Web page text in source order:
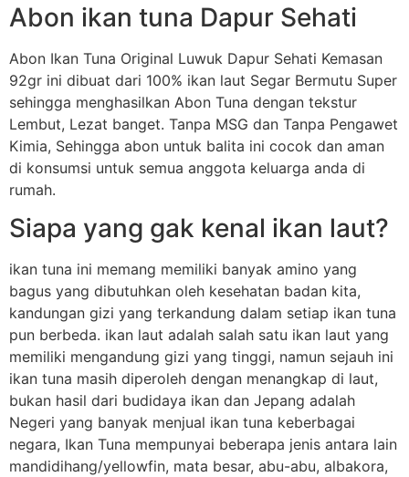
Abon ikan tuna Dapur Sehati
Abon Ikan Tuna Original Luwuk Dapur Sehati Kemasan
92gr ini dibuat dari 100% ikan laut Segar Bermutu Super
sehingga menghasilkan Abon Tuna dengan tekstur
Lembut, Lezat banget. Tanpa MSG dan Tanpa Pengawet
Kimia, Sehingga abon untuk balita ini cocok dan aman
di konsumsi untuk semua anggota keluarga anda di
rumah.
Siapa yang gak kenal ikan laut?
ikan tuna ini memang memiliki banyak amino yang
bagus yang dibutuhkan oleh kesehatan badan kita,
kandungan gizi yang terkandung dalam setiap ikan tuna
pun berbeda. ikan laut adalah salah satu ikan laut yang
memiliki mengandung gizi yang tinggi, namun sejauh ini
ikan tuna masih diperoleh dengan menangkap di laut,
bukan hasil dari budidaya ikan dan Jepang adalah
Negeri yang banyak menjual ikan tuna keberbagai
negara, Ikan Tuna mempunyai beberapa jenis antara lain
mandidihang/yellowfin, mata besar, abu-abu, albakora,